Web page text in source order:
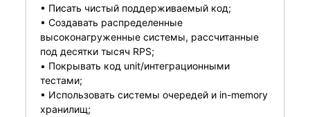
• Писать чистый поддерживаемый код;
• Создавать распределенные
высоконагруженные системы, рассчитанные
под десятки тысяч RPS;
• Покрывать код unit/интеграционными
тестами;
• Использовать системы очередей и in-memory
хранилищ;